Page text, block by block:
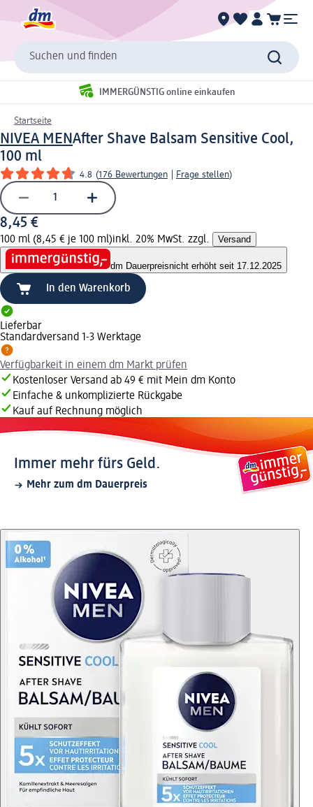
Suchen und finden
IMMERGÜNSTIG online einkaufen
Startseite
NIVEA MENAfter Shave Balsam Sensitive Cool,
100 ml
4.8 (176 Bewertungen Frage stellen)
8,45 €
100 ml (8,45 € je 100 ml)inkl. 20% MwSt. zzgl. Versand
dm Dauerpreisnicht erhöht seit 17.12.2025
In den Warenkorb
Lieferbar
Standardversand 1-3 Werktage
Verfügbarkeit in einem dm Markt prüfen
Kostenloser Versand ab 49 € mit Mein dm Konto
Einfache & unkomplizierte Rückgabe
Kauf auf Rechnung möglich
Immer mehr fürs Geld.
Mehr zum dm Dauerpreis